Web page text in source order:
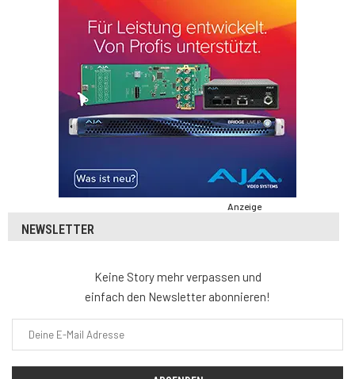
Anzeige
NEWSLETTER
Keine Story mehr verpassen und
einfach den Newsletter abonnieren!